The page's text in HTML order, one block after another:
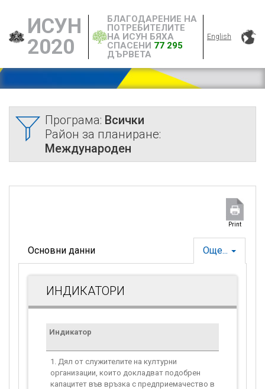
ИСУН
2020
БЛАГОДАРЕНИЕ НА
ПОТРЕБИТЕЛИТЕ
НА ИСУН БЯХА
СПАСЕНИ 77 295
ДЪРВЕТА
English
Програма: Всички
Район за планиране:
Международен
Print
Още...
Основни данни
ИНДИКАТОРИ
Индикатор
1. Дял от служителите на културни
организации, които докладват подобрен
капацитет във връзка с предприемачество в